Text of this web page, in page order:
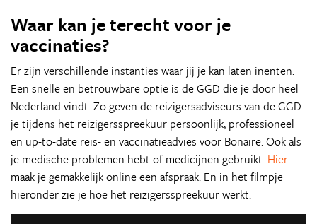
Waar kan je terecht voor je
vaccinaties?
Er zijn verschillende instanties waar jij je kan laten inenten.
Een snelle en betrouwbare optie is de GGD die je door heel
Nederland vindt. Zo geven de reizigersadviseurs van de GGD
je tijdens het reizigersspreekuur persoonlijk, professioneel
en up-to-date reis- en vaccinatieadvies voor Bonaire. Ook als
je medische problemen hebt of medicijnen gebruikt. Hier
maak je gemakkelijk online een afspraak. En in het filmpje
hieronder zie je hoe het reizigersspreekuur werkt.